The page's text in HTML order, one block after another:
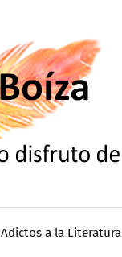
Adictos a la Literatura